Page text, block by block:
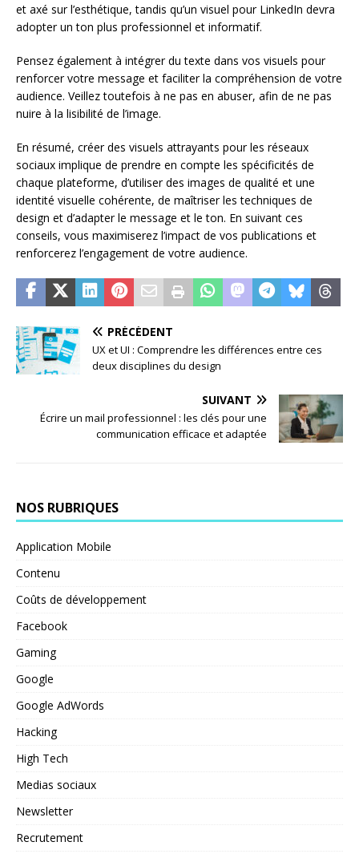
et axé sur l’esthétique, tandis qu’un visuel pour LinkedIn devra
adopter un ton plus professionnel et informatif.
Pensez également à intégrer du texte dans vos visuels pour
renforcer votre message et faciliter la compréhension de votre
audience. Veillez toutefois à ne pas en abuser, afin de ne pas
nuire à la lisibilité de l’image.
En résumé, créer des visuels attrayants pour les réseaux
sociaux implique de prendre en compte les spécificités de
chaque plateforme, d’utiliser des images de qualité et une
identité visuelle cohérente, de maîtriser les techniques de
design et d’adapter le message et le ton. En suivant ces
conseils, vous maximiserez l’impact de vos publications et
renforcerez l’engagement de votre audience.
PRÉCÉDENT
UX et UI : Comprendre les différences entre ces
deux disciplines du design
SUIVANT
Écrire un mail professionnel : les clés pour une
communication efficace et adaptée
NOS RUBRIQUES
Application Mobile
Contenu
Coûts de développement
Facebook
Gaming
Google
Google AdWords
Hacking
High Tech
Medias sociaux
Newsletter
Recrutement